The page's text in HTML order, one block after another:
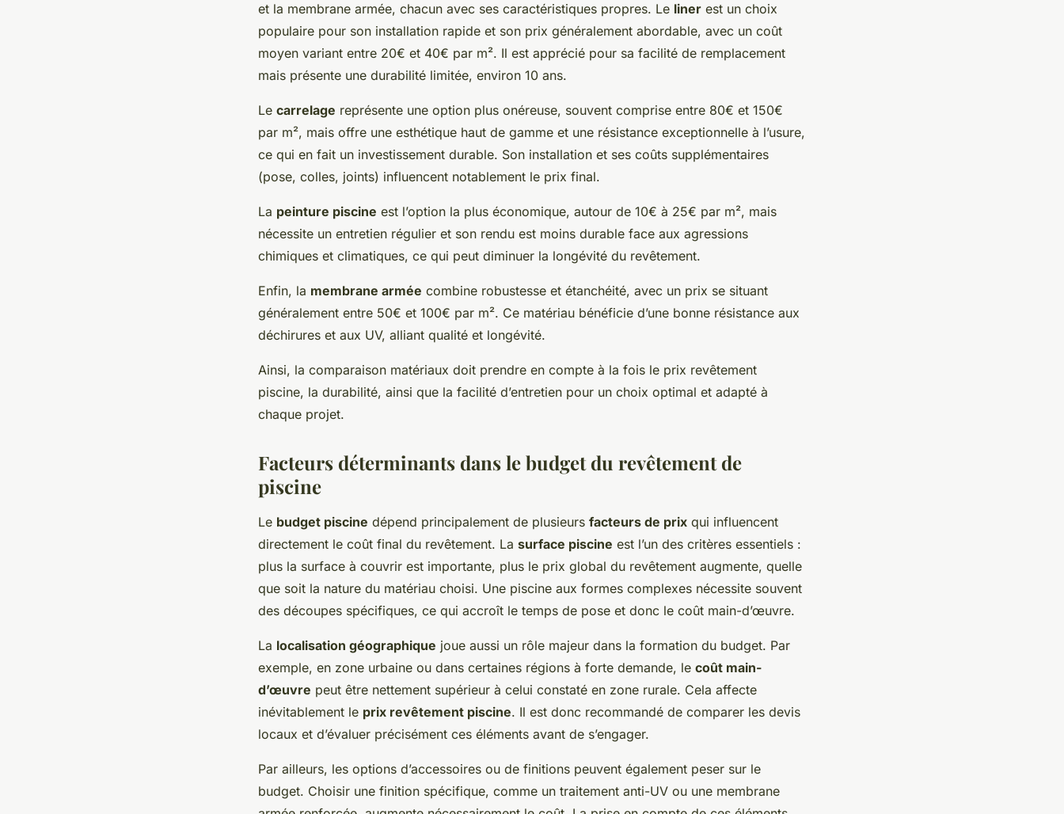
et la membrane armée, chacun avec ses caractéristiques propres. Le liner est un choix
populaire pour son installation rapide et son prix généralement abordable, avec un coût
moyen variant entre 20€ et 40€ par m². Il est apprécié pour sa facilité de remplacement
mais présente une durabilité limitée, environ 10 ans.
Le carrelage représente une option plus onéreuse, souvent comprise entre 80€ et 150€
par m², mais offre une esthétique haut de gamme et une résistance exceptionnelle à l’usure,
ce qui en fait un investissement durable. Son installation et ses coûts supplémentaires
(pose, colles, joints) influencent notablement le prix final.
La peinture piscine est l’option la plus économique, autour de 10€ à 25€ par m², mais
nécessite un entretien régulier et son rendu est moins durable face aux agressions
chimiques et climatiques, ce qui peut diminuer la longévité du revêtement.
Enfin, la membrane armée combine robustesse et étanchéité, avec un prix se situant
généralement entre 50€ et 100€ par m². Ce matériau bénéficie d’une bonne résistance aux
déchirures et aux UV, alliant qualité et longévité.
Ainsi, la comparaison matériaux doit prendre en compte à la fois le prix revêtement
piscine, la durabilité, ainsi que la facilité d’entretien pour un choix optimal et adapté à
chaque projet.
Facteurs déterminants dans le budget du revêtement de
piscine
Le budget piscine dépend principalement de plusieurs facteurs de prix qui influencent
directement le coût final du revêtement. La surface piscine est l’un des critères essentiels :
plus la surface à couvrir est importante, plus le prix global du revêtement augmente, quelle
que soit la nature du matériau choisi. Une piscine aux formes complexes nécessite souvent
des découpes spécifiques, ce qui accroît le temps de pose et donc le coût main-d’œuvre.
La localisation géographique joue aussi un rôle majeur dans la formation du budget. Par
exemple, en zone urbaine ou dans certaines régions à forte demande, le coût main-
d’œuvre peut être nettement supérieur à celui constaté en zone rurale. Cela affecte
inévitablement le prix revêtement piscine. Il est donc recommandé de comparer les devis
locaux et d’évaluer précisément ces éléments avant de s’engager.
Par ailleurs, les options d’accessoires ou de finitions peuvent également peser sur le
budget. Choisir une finition spécifique, comme un traitement anti-UV ou une membrane